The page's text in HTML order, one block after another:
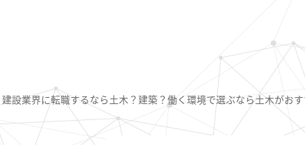
建設業界に転職するなら土木？建築？働く環境で選ぶなら土木がお